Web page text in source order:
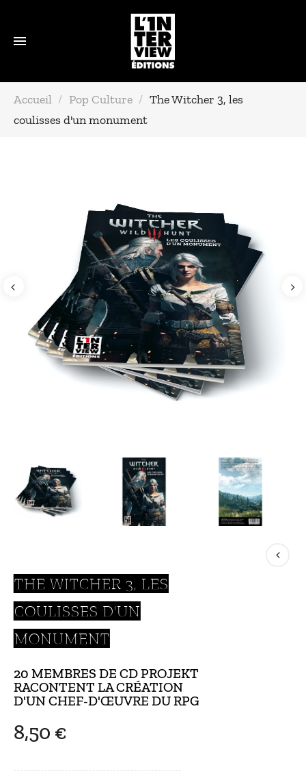
Accueil Pop Culture
The Witcher 3, les
coulisses d'un monument
THE WITCHER 3, LES
COULISSES D'UN
MONUMENT
20 MEMBRES DE CD PROJEKT
RACONTENT LA CRÉATION
D'UN CHEF-D'ŒUVRE DU RPG
8,50 €